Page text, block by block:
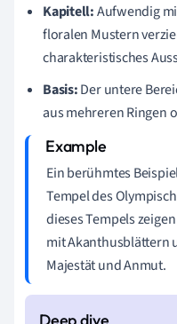
Kapitell:Aufwendig
floralen Mustern
charakteristisches
Basis:Der untere
aus mehreren Ringen
Ein berühmtes
Tempel des
dieses Tempels
mit Akanthusblättern
Majestät und Anmut.